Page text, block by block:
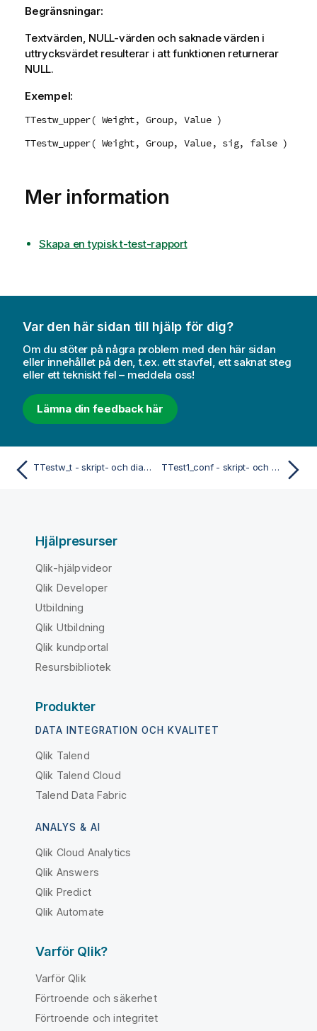
Begränsningar:
Textvärden, NULL-värden och saknade värden i
uttrycksvärdet resulterar i att funktionen returnerar
NULL.
Exempel:
TTestw_upper( Weight, Group, Value )
TTestw_upper( Weight, Group, Value, sig, false )
Mer information
Skapa en typisk t-test-rapport
Var den här sidan till hjälp för dig?
Om du stöter på några problem med den här sidan
eller innehållet på den, t.ex. ett stavfel, ett saknat steg
eller ett tekniskt fel – meddela oss!
Lämna din feedback här
TTestw_t - skript- och diagramfunktion TTest1_conf - skript- och diagramfunktion
Hjälpresurser
Qlik-hjälpvideor
Qlik Developer
Utbildning
Qlik Utbildning
Qlik kundportal
Resursbibliotek
Produkter
DATA INTEGRATION OCH KVALITET
Qlik Talend
Qlik Talend Cloud
Talend Data Fabric
ANALYS & AI
Qlik Cloud Analytics
Qlik Answers
Qlik Predict
Qlik Automate
Varför Qlik?
Varför Qlik
Förtroende och säkerhet
Förtroende och integritet